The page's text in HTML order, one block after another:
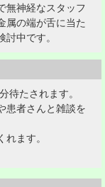
無神経なスタッフ
属の端が舌に当た
中です。
待たされます。
患者さんと雑談を
ます。